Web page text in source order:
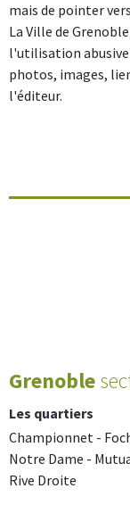
mais de pointer
La Ville de
l'utilisation
photos, images,
l'éditeur.
Grenoble
Les quartiers
Championnet -
Notre Dame -
Rive Droite